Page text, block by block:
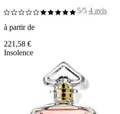
5/5 4 avis
à partir de
221,58 €
Insolence